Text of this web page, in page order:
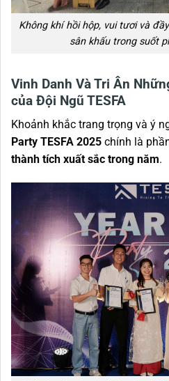
Không khí hồi hộp, vui tươi và
sân khấu trong suốt
Vinh Danh Và Tri Ân
của Đội Ngũ TESFA
Khoảnh khắc trang trọng và ý
Party TESFA 2025 chính là
thành tích xuất sắc trong năm.